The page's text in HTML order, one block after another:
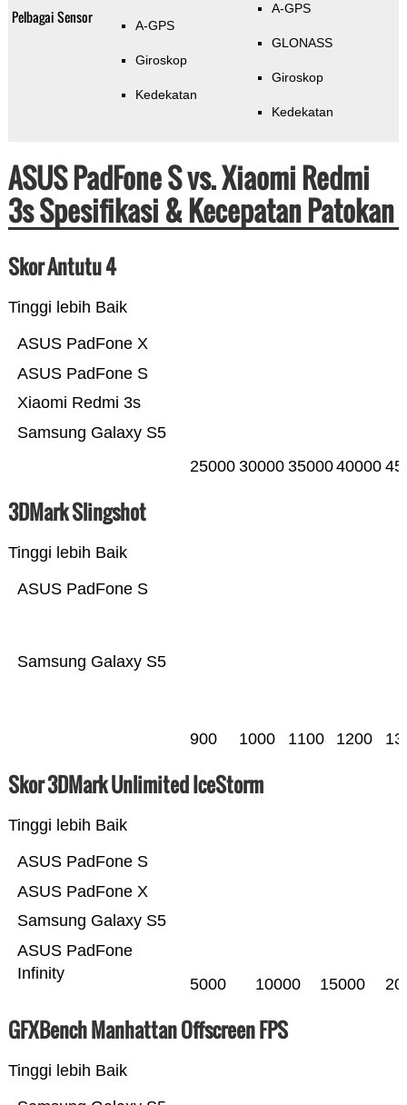
Pelbagai Sensor A-GPS
Giroskop
Kedekatan
A-GPS
GLONASS
Giroskop
Kedekatan
ASUS PadFone S vs. Xiaomi Redmi
3s Spesifikasi & Kecepatan Patokan
Skor Antutu 4
Tinggi lebih Baik
Samsung Galaxy S5
Xiaomi Redmi 3s
ASUS PadFone S
ASUS PadFone X
25000 30000 3500040000
3DMark Slingshot
Tinggi lebih Baik
Samsung Galaxy S5
ASUS PadFone S
900 1000 1100 1200
Skor 3DMark Unlimited IceStorm
Tinggi lebih Baik
ASUS PadFone
Infinity
Samsung Galaxy S5
ASUS PadFone X
ASUS PadFone S
5000 10000 15000
GFXBench Manhattan Offscreen FPS
Tinggi lebih Baik